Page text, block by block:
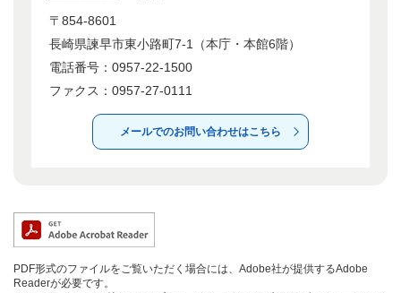
〒854-8601
長崎県諫早市東小路町7-1（本庁・本館6階）
電話番号：0957-22-1500
ファクス：0957-27-0111
メールでのお問い合わせはこちら
PDF形式のファイルをご覧いただく場合には、Adobe社が提供するAdobe
Readerが必要です。